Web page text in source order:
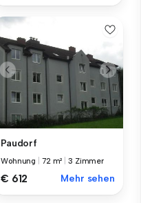
Paudorf
Wohnung 72 m² |3 Zimmer
€ 612 Mehr sehen